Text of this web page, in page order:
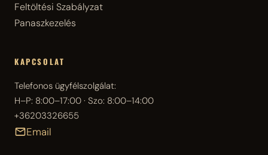
Feltöltési Szabályzat
Panaszkezelés
KAPCSOLAT
Telefonos ügyfélszolgálat:
H–P: 8:00–17:00 · Szo: 8:00–14:00
+36203326655
Email